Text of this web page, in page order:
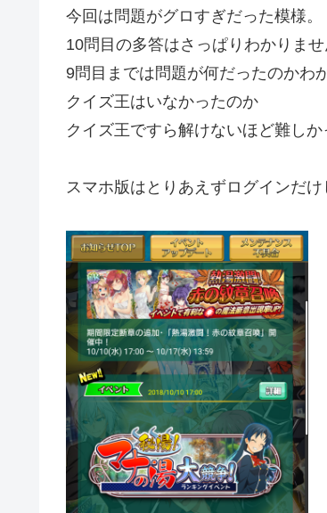
今回は問題がグロすぎだった模様。
10問目の多答はさっぱりわかりませ
9問目までは問題が何だったのかわ
クイズ王はいなかったのか
クイズ王ですら解けないほど難しか
スマホ版はとりあえずログインだ